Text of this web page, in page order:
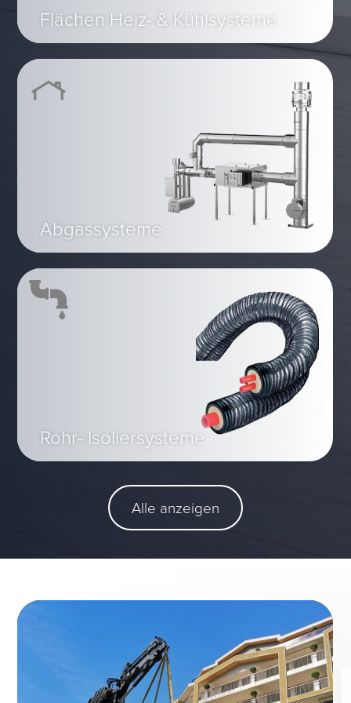
Flächen Heiz- & Kühlsysteme
Abgassysteme
Rohr- Isoliersysteme
Alle anzeigen